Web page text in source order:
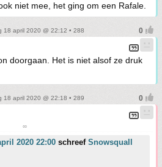
niet mee, het ging om een Rafale.
18 april 2020 @ 22:12 • 288
doorgaan. Het is niet alsof ze druk
18 april 2020 @ 22:18 • 289
∞
2020 22:00 schreef Snowsquall